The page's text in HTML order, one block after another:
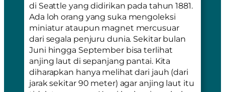
di Seattle yang didirikan pada tahun 1881.
Ada loh orang yang suka mengoleksi
miniatur ataupun magnet mercusuar
dari segala penjuru dunia. Sekitar bulan
Juni hingga September bisa terlihat
anjing laut di sepanjang pantai. Kita
diharapkan hanya melihat dari jauh (dari
jarak sekitar 90 meter) agar anjing laut itu